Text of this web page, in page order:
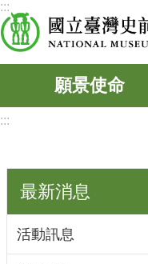
跳到主要內容區塊
:::
願景使命
:::
最新消息
活動訊息